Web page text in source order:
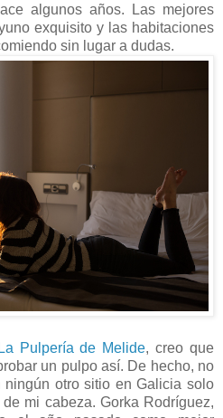
algunos años. Las mejores
exquisito y las habitaciones
sin lugar a dudas.
La Pulpería de Melide, creo que
un pulpo así. De hecho, no
otro sitio en Galicia solo
mi cabeza. Gorka Rodríguez,